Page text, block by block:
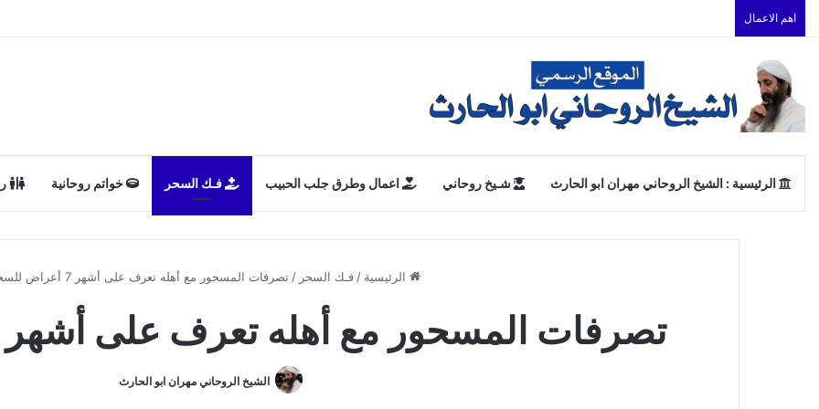
اهم الاعمال
الرئيسية : الشيخ الروحاني مهران ابو الحارث شـيخ روحاني اعمال وطرق جلب الحبيب فـك السحر خواتم روحانية
الرئيسية / فـك السحر / تصرفات المسحور مع أهله تعرف على أشهر 7 أعراض للسحر
تصرفات المسحور مع أهله تعرف على أشهر 7 أعراض للسحر
الشيخ الروحاني مهران ابو الحارث